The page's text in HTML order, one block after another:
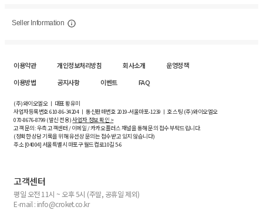
Seller Information
이용약관 개인정보처리방침 회사소개
운영정책
이용방법
공지사항 이벤트 FAQ
(주)와이오엘오 ㅣ 대표 황유미
사업자등록번호610-86-34204ㅣ 통신판매번호 2019-서울마포-1239 ㅣ 호스팅 (주)와이오엘오
070-8676-8799 (발신 전용)사업자 정보 확인 >
고객 문의: 우측 고객센터 / 이메일 / 카카오플러스 채널을 통해 문의 접수 부탁드립니다.
(정확한 상담 기록을 위해 유선상 문의는 접수받고 있지 않습니다)
주소 [04004] 서울특별시 마포구 월드컵로10길5-6
고객센터
평일 오전 11시 ~ 오후 5시 (주말, 공휴일 제외)
E-mail : info@croket.co.kr